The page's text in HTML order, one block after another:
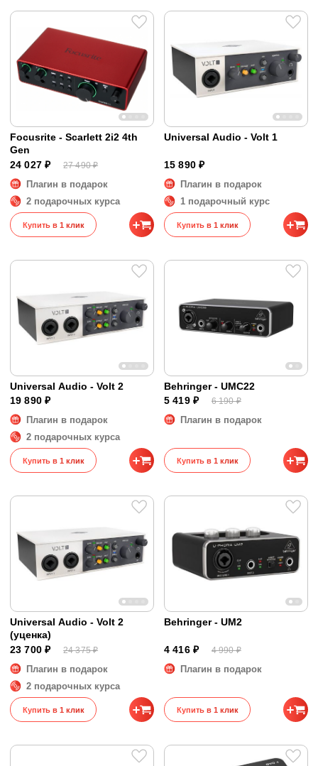
Focusrite - Scarlett 2i2 4th
Gen
24 027 ₽
27 490 ₽
Плагин в подарок
2 подарочных курса
Купить в 1 клик
Universal Audio - Volt 1
15 890 ₽
Плагин в подарок
1 подарочный курс
Купить в 1 клик
Universal Audio - Volt 2
19 890 ₽
Плагин в подарок
2 подарочных курса
Купить в 1 клик
Behringer - UMC22
5 419 ₽
6 190 ₽
Плагин в подарок
Купить в 1 клик
Universal Audio - Volt 2
(уценка)
23 700 ₽
24 375 ₽
Плагин в подарок
2 подарочных курса
Купить в 1 клик
Behringer - UM2
4 416 ₽ 4 990 ₽
Плагин в подарок
Купить в 1 клик